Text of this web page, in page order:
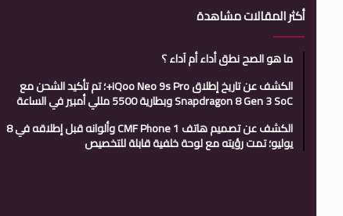
أكثر المقالات مشاهدة
ما هو الصح نطق أداء أم آداء ؟
الكشف عن تاريخ إطلاق iQoo Neo 9s Pro+؛ تم تأكيد الشحن مع
Snapdragon 8 Gen 3 SoC وبطارية 5500 مللي أمبير في الساعة
الكشف عن تصميم هاتف CMF Phone 1 وألوانه قبل إطلاقه في 8
يوليو؛ تمت رؤيته مع لوحة خلفية قابلة للتخصيص